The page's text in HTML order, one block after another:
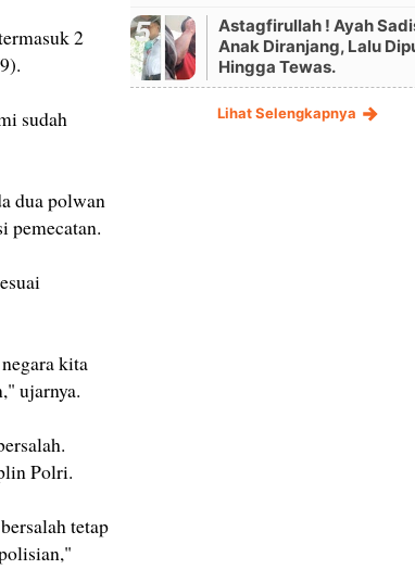
2
sudah
dua polwan
pemecatan.
kita
ujarnya.
Polri.
tetap
Astagfirullah ! Ayah
Anak Diranjang, Lalu
Hingga Tewas.
Lihat Selengkapnya